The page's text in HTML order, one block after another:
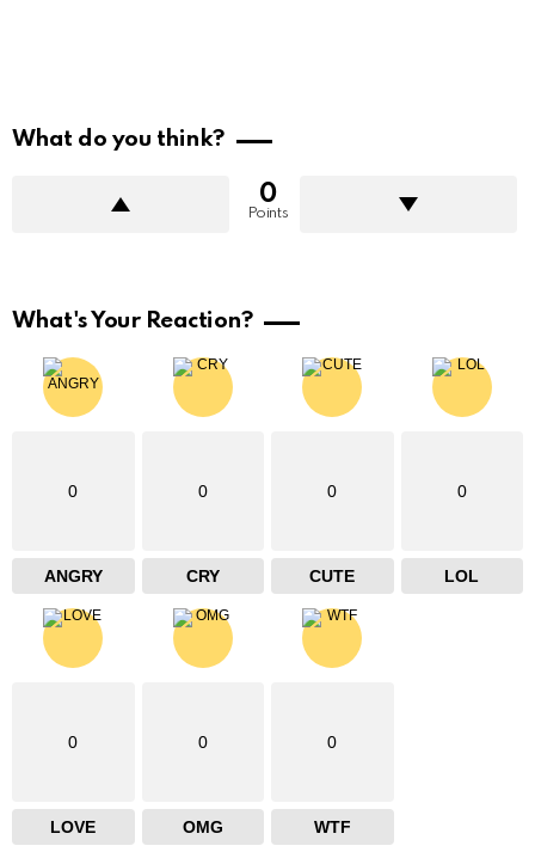
What do you think?
0
Points
What's Your Reaction?
0
ANGRY
0
CRY
0
CUTE
0
LOL
0
LOVE
0
OMG
0
WTF